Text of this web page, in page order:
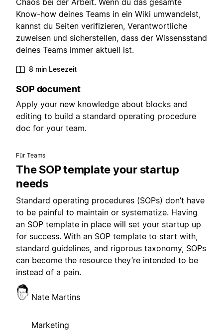
Chaos bei der Arbeit. Wenn du das gesamte
Know-how deines Teams in ein Wiki umwandelst,
kannst du Seiten verifizieren, Verantwortliche
zuweisen und sicherstellen, dass der Wissensstand
deines Teams immer aktuell ist.
8 min Lesezeit
SOP document
Apply your new knowledge about blocks and
editing to build a standard operating procedure
doc for your team.
Für Teams
The SOP template your startup
needs
Standard operating procedures (SOPs) don’t have
to be painful to maintain or systematize. Having
an SOP template in place will set your startup up
for success. With an SOP template to start with,
standard guidelines, and rigorous taxonomy, SOPs
can become the resource they’re intended to be
instead of a pain.
Nate Martins
Marketing